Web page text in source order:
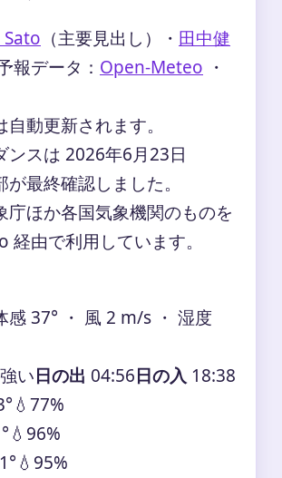
（主要見出し） ・ 田中健
報データ： Open-Meteo ・
動更新されます。
ンスは 2026年6月23日
最終確認しました。
庁ほか各国気象機関のものを
由で利用しています。
感 37° ・ 風 2 m/s ・ 湿度
い日の出 04:56日の入 18:38
💧77%
💧96%
💧95%